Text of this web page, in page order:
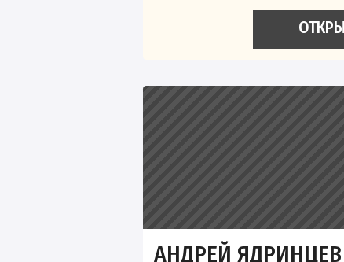
АНДРЕЙ ЯДРИНЦЕВ |